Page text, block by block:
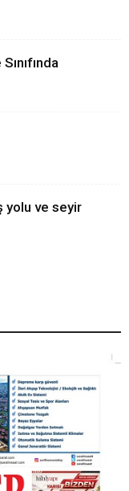
yolu ve seyir